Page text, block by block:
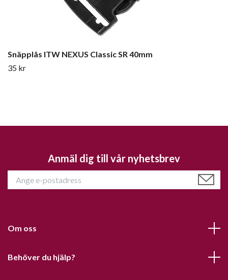
Snäpplås ITW NEXUS Classic SR 40mm
35 kr
Anmäl dig till vår nyhetsbrev
Om oss
Behöver du hjälp?